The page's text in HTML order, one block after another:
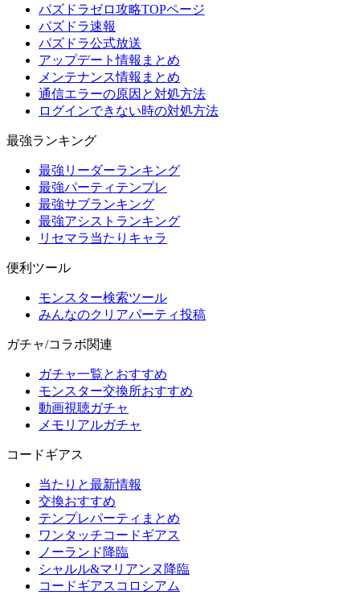
パズドラゼロ攻略TOPページ
パズドラ速報
パズドラ公式放送
アップデート情報まとめ
メンテナンス情報まとめ
通信エラーの原因と対処方法
ログインできない時の対処方法
最強ランキング
最強リーダーランキング
最強パーティテンプレ
最強サブランキング
最強アシストランキング
リセマラ当たりキャラ
便利ツール
モンスター検索ツール
みんなのクリアパーティ投稿
ガチャ/コラボ関連
ガチャ一覧とおすすめ
モンスター交換所おすすめ
動画視聴ガチャ
メモリアルガチャ
コードギアス
当たりと最新情報
交換おすすめ
テンプレパーティまとめ
ワンタッチコードギアス
ノーランド降臨
シャルル&マリアンヌ降臨
コードギアスコロシアム